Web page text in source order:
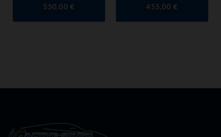
Prix
550,00 € Prix
455,00 €